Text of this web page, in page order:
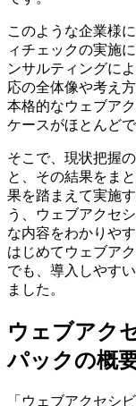
このような企業様
ィチェックの実施
ンサルティングに
応の全体像や考え
本格的なウェブア
ケースがほとんどで
そこで、現状把握
と、その結果をま
果を踏まえて実施
う、ウェブアクセ
な内容をわかりや
はじめてウェブア
でも、導入しやす
ました。
ウェブアク
パックの概
「ウェブアクセシ